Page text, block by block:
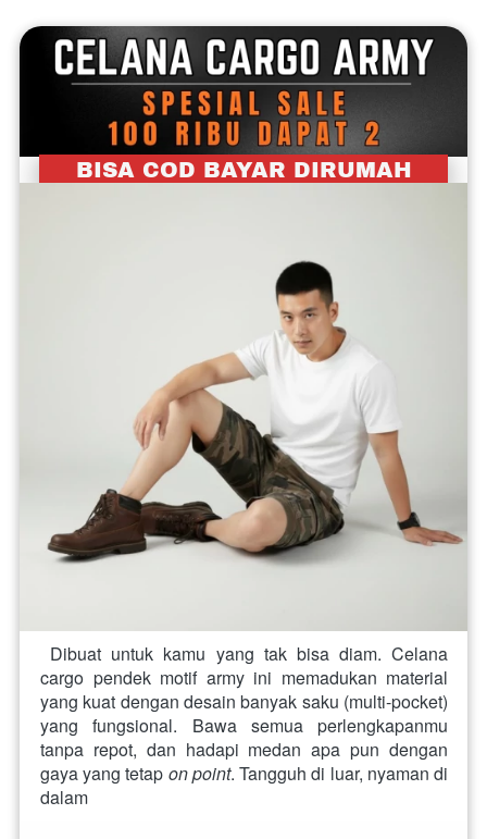
BISA COD BAYAR DIRUMAH
cargo pendek motif army ini memadukan material
yang kuat dengan desain banyak saku (multi-pocket)
yang fungsional. Bawa semua perlengkapanmu
tanpa repot, dan hadapi medan apa pun dengan
gaya yang tetap on point. Tangguh di luar, nyaman di
dalam